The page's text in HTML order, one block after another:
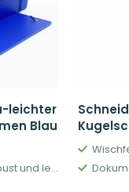
leichter
Blau
Ideal zum mitnehmen: robust und leicht